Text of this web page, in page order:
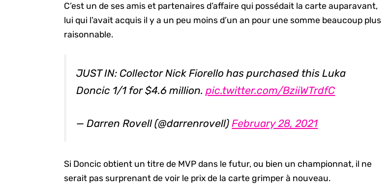
C’est un de ses amis et partenaires d’affaire qui possédait la carte auparavant,
lui qui l’avait acquis il y a un peu moins d’un an pour une somme beaucoup plus
raisonnable.
JUST IN: Collector Nick Fiorello has purchased this Luka
Doncic 1/1 for $4.6 million.pic.twitter.com/BziiWTrdfC
— Darren Rovell (@darrenrovell)February 28, 2021
Si Doncic obtient un titre de MVP dans le futur, ou bien un championnat, il ne
serait pas surprenant de voir le prix de la carte grimper à nouveau.